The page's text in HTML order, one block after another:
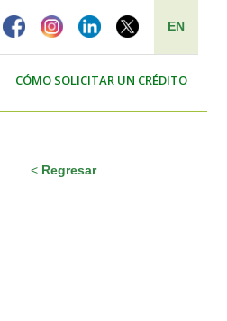
EN
CÓMO SOLICITAR UN CRÉDITO
< Regresar